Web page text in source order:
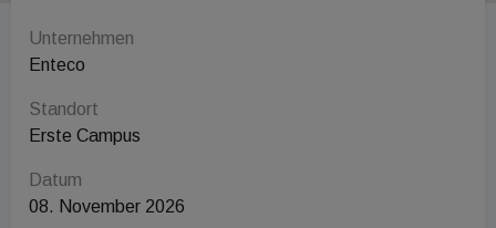
Unternehmen
Enteco
Standort
Erste Campus
Datum
08. November 2026